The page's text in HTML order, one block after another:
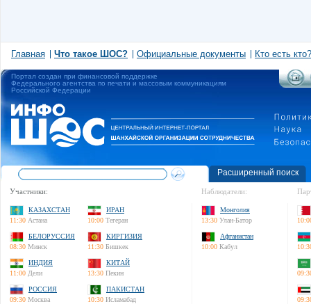
Главная Что такое ШОС? Официальные документы Кто есть кто?
Портал создан при финансовой поддержке
Федерального агентства по печати и массовым коммуникациям
Российской Федерации
Расширенный поиск
Участники:
КАЗАХСТАН
11:30 Астана
ИРАН
10:00 Тегеран
БЕЛОРУССИЯ
08:30 Минск
КИРГИЗИЯ
11:30 Бишкек
ИНДИЯ
11:00 Дели
КИТАЙ
13:30 Пекин
РОССИЯ
09:30 Москва
ПАКИСТАН
10:30 Исламабад
Наблюдатели:
Монголия
13:30 Улан-Батор
Афганистан
10:00 Кабул